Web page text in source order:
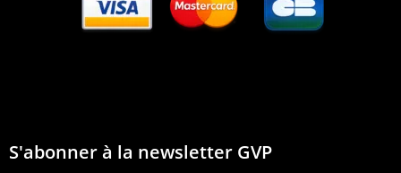
S'abonner à la newsletter GVP